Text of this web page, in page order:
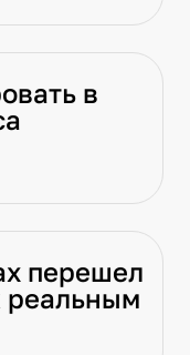
в
перешел
реальным